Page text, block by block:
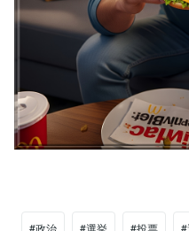
#政治 #選挙 #投票